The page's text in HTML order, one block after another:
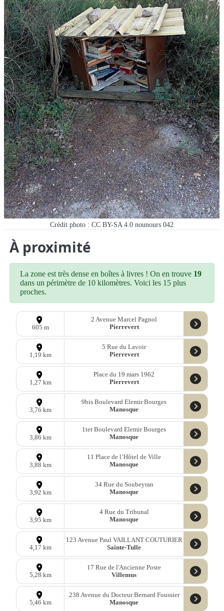
Crédit photo : CC BY-SA 4.0 nounours 042
À proximité
La zone est très dense en boîtes à livres ! On en trouve 19
dans un périmètre de 10 kilomètres. Voici les 15 plus
proches.
605 m
2 Avenue Marcel Pagnol
Pierrevert
1,19 km
5 Rue du Lavoir
Pierrevert
1,27 km
Place du 19 mars 1962
Pierrevert
3,76 km
9bis Boulevard Elemir Bourges
Manosque
3,86 km
1ter Boulevard Elemir Bourges
Manosque
3,88 km
11 Place de l’Hôtel de Ville
Manosque
3,92 km
34 Rue du Soubeyran
Manosque
3,95 km
4 Rue du Tribunal
Manosque
4,17 km
123 Avenue Paul VAILLANT COUTURIER
Sainte-Tulle
5,28 km
17 Rue de l'Ancienne Poste
Villemus
5,46 km
238 Avenue du Docteur Bernard Foussier
Manosque